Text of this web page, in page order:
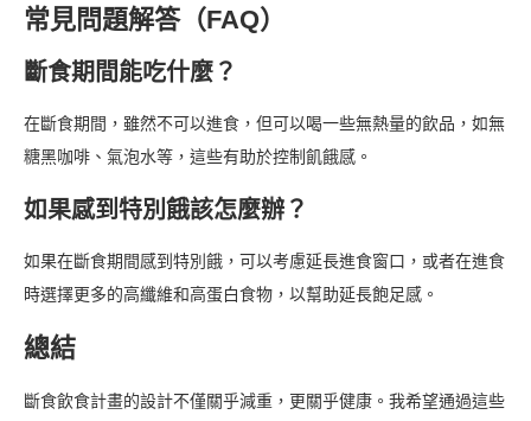
常見問題解答（FAQ）
斷食期間能吃什麼？
在斷食期間，雖然不可以進食，但可以喝一些無熱量的飲品，如無
糖黑咖啡、氣泡水等，這些有助於控制飢餓感。
如果感到特別餓該怎麼辦？
如果在斷食期間感到特別餓，可以考慮延長進食窗口，或者在進食
時選擇更多的高纖維和高蛋白食物，以幫助延長飽足感。
總結
斷食飲食計畫的設計不僅關乎減重，更關乎健康。我希望通過這些